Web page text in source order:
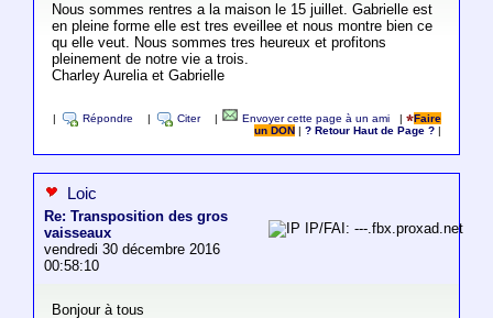
Nous sommes rentres a la maison le 15 juillet. Gabrielle est
en pleine forme elle est tres eveillee et nous montre bien ce
qu elle veut. Nous sommes tres heureux et profitons
pleinement de notre vie a trois.
Charley Aurelia et Gabrielle
Répondre Citer Envoyer cette page à un ami |
Faire
un DON
|? Retour Haut de Page ?
Loic
Re: Transposition des gros
vaisseaux
vendredi 30 décembre 2016
00:58:10
IP/FAI: ---.fbx.proxad.net
Bonjour à tous